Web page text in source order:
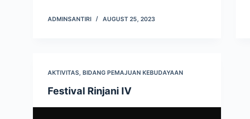
ADMINSANTIRI AUGUST 25, 2023
AKTIVITAS,BIDANG PEMAJUAN KEBUDAYAAN
Festival Rinjani IV